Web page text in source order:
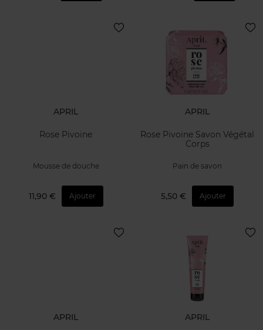
APRIL
Rose Pivoine
Mousse de douche
11,90 € Ajouter
APRIL
Rose Pivoine Savon Végétal
Corps
Pain de savon
5,50 € Ajouter
APRIL APRIL